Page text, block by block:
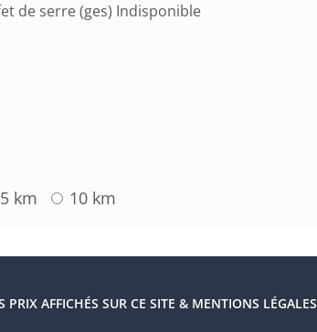
de serre (ges) Indisponible
5 km 10 km
PRIX AFFICHÉS SUR CE SITE & MENTIONS LÉGALES